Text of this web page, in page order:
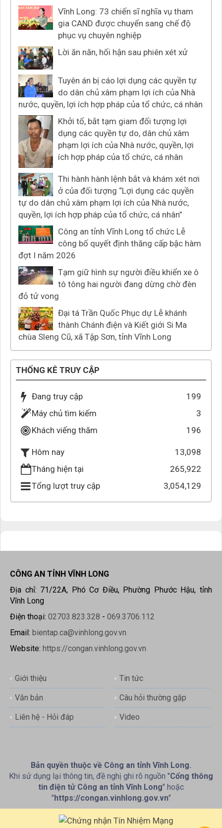
Vĩnh Long: 73 chiến sĩ nghĩa vụ tham
gia CAND được chuyển sang chế độ
phục vụ chuyên nghiệp
Lời ăn năn, hối hận sau phiên xét xử
Tuyên án bị cáo lợi dụng các quyền tự
do dân chủ xâm phạm lợi ích của Nhà
nước, quyền, lợi ích hợp pháp của tổ chức, cá nhân
Khởi tố, bắt tạm giam đối tượng lợi
dụng các quyền tự do, dân chủ xâm
phạm lợi ích của Nhà nước, quyền, lợi
ích hợp pháp của tổ chức, cá nhân
Thi hành hành lệnh bắt và khám xét nơi
ở của đối tượng “Lợi dụng các quyền
tự do dân chủ xâm phạm lợi ích của Nhà nước,
quyền, lợi ích hợp pháp của tổ chức, cá nhân”
Công an tỉnh Vĩnh Long tổ chức Lễ
công bố quyết định thăng cấp bậc hàm
đợt I năm 2026
Tạm giữ hình sự người điều khiển xe ô
tô tông hai người đang dừng chờ đèn
đỏ tử vong
Đại tá Trần Quốc Phục dự Lễ khánh
thành Chánh điện và Kiết giới Si Ma
chùa Sleng Cũ, xã Tập Sơn, tỉnh Vĩnh Long
THỐNG KÊ TRUY CẬP
Đang truy cập
199
Máy chủ tìm kiếm
3
Khách viếng thăm
196
Hôm nay
13,098
Tháng hiện tại
265,922
Tổng lượt truy cập
3,054,129
CÔNG AN TỈNH VĨNH LONG
Địa chỉ: 71/22A, Phó Cơ Điều, Phường Phước Hậu, tỉnh
Vĩnh Long
Điện thoại: 02703.823.328 - 069.3706.112
Email: bientap.ca@vinhlong.gov.vn
Website: https://congan.vinhlong.gov.vn
Giới thiệu Tin tức
Văn bản Câu hỏi thường gặp
Liên hệ - Hỏi đáp Video
Bản quyền thuộc về Công an tỉnh Vĩnh Long.
Khi sử dụng lại thông tin, đề nghị ghi rõ nguồn "Cổng thông
tin điện tử Công an tỉnh Vĩnh Long" hoặc
"https://congan.vinhlong.gov.vn"